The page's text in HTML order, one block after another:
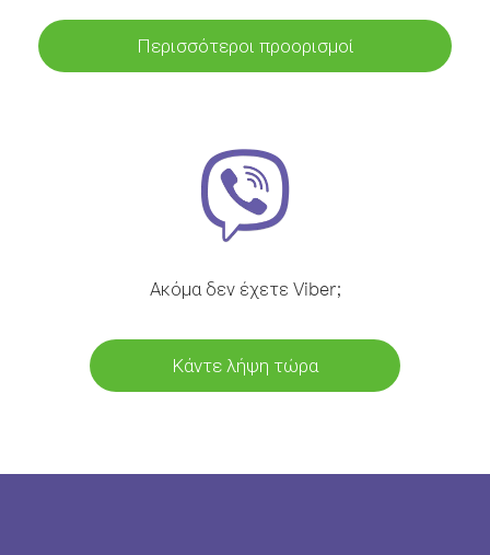
Περισσότεροι προορισμοί
Ακόμα δεν έχετε Viber;
Κάντε λήψη τώρα